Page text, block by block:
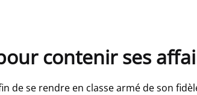
contenir ses
de se rendre en classe armé de son